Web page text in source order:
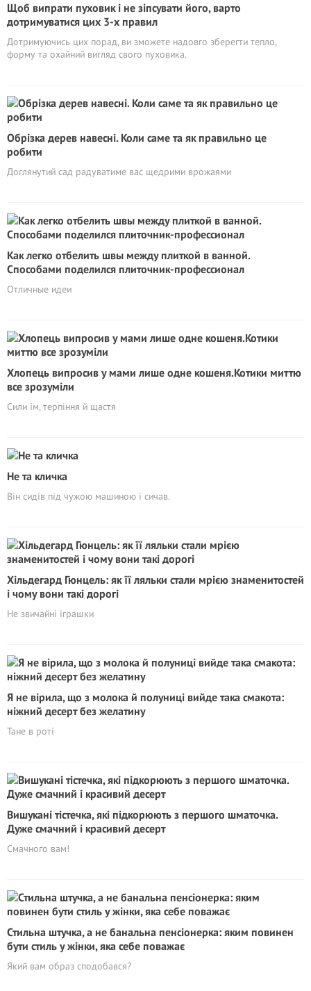
Щоб випрати пуховик і не зіпсувати його, варто
дотримуватися цих 3-х правил
Дотримуючись цих порад, ви зможете надовго зберегти тепло,
форму та охайний вигляд свого пуховика.
Обрізка дерев навесні. Коли саме та як правильно це
робити
Доглянутий сад радуватиме вас щедрими врожаями
Как легко отбелить швы между плиткой в ванной.
Способами поделился плиточник-профессионал
Отличные идеи
Хлопець випросив у мами лише одне кошеня.Котики миттю
все зрозуміли
Сили їм, терпіння й щастя
Не та кличка
Він сидів під чужою машиною і сичав.
Хільдегард Гюнцель: як її ляльки стали мрією знаменитостей
і чому вони такі дорогі
Не звичайні іграшки
Я не вірила, що з молока й полуниці вийде така смакота:
ніжний десерт без желатину
Тане в роті
Вишукані тістечка, які підкорюють з першого шматочка.
Дуже смачний і красивий десерт
Смачного вам!
Стильна штучка, а не банальна пенсіонерка: яким повинен
бути стиль у жінки, яка себе поважає
Який вам образ сподобався?